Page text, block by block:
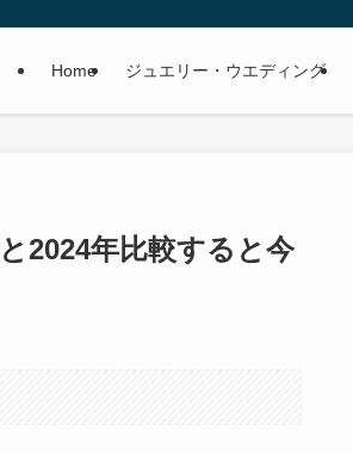
Home ジュエリー・ウエディング
2024年比較すると今